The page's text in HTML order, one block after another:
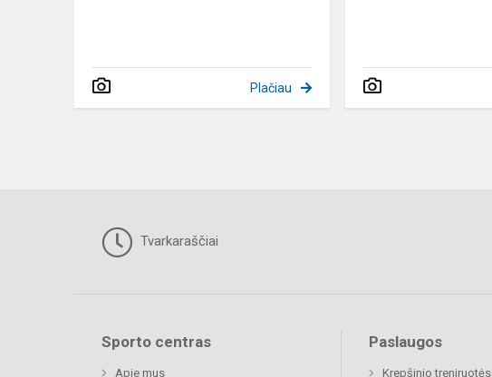
Plačiau
Tvarkaraščiai
Sporto centras
Apie mus
Paslaugos
Krepšinio treniruotės